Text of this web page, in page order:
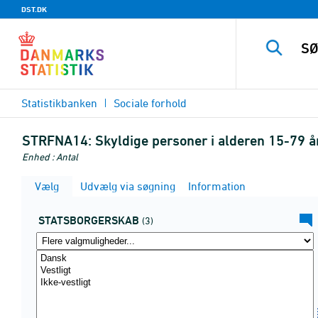
DST.DK
Statistikbanken Sociale forhold
STRFNA14: Skyldige personer i alderen 15-79
Enhed : Antal
Vælg Udvælg via søgning Information
STATSBORGERSKAB (3)